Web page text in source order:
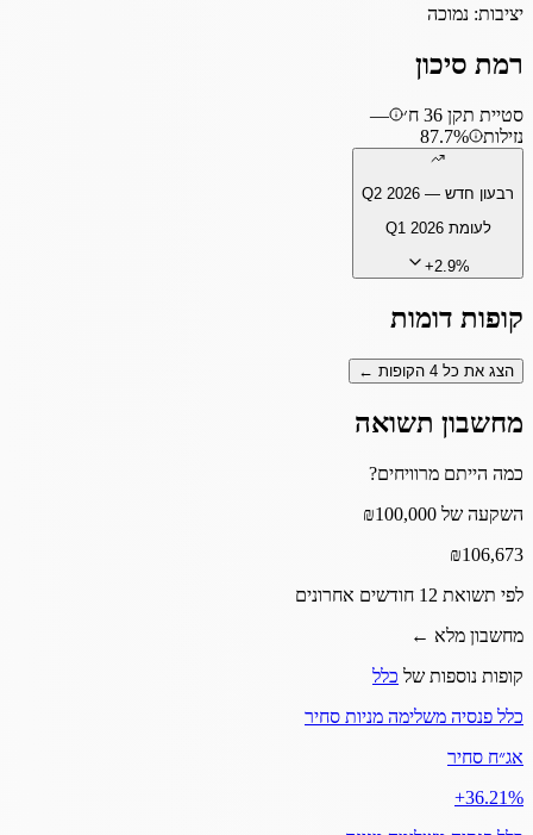
יציבות: נמוכה
רמת סיכון
סטיית תקן 36 ח׳
—
נזילות
87.7%
רבעון חדש — Q2 2026
לעומתQ1 2026
+2.9%
קופות דומות
הצג את כל 4 הקופות ←
מחשבון תשואה
כמה הייתם מרוויחים?
השקעה של ₪100,000
₪106,673
לפי תשואת 12 חודשים אחרונים
מחשבון מלא ←
קופות נוספות של כלל
כלל פנסיה משלימה מניות סחיר
אג״ח סחיר
‎+36.21%